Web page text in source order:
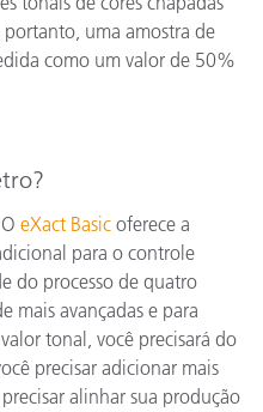
portanto, uma amostra de
como um valor de 50%
eXact Basic oferece a
para o controle
do processo de quatro
mais avançadas e para
tonal, você precisará do
precisar adicionar mais
alinhar sua produção